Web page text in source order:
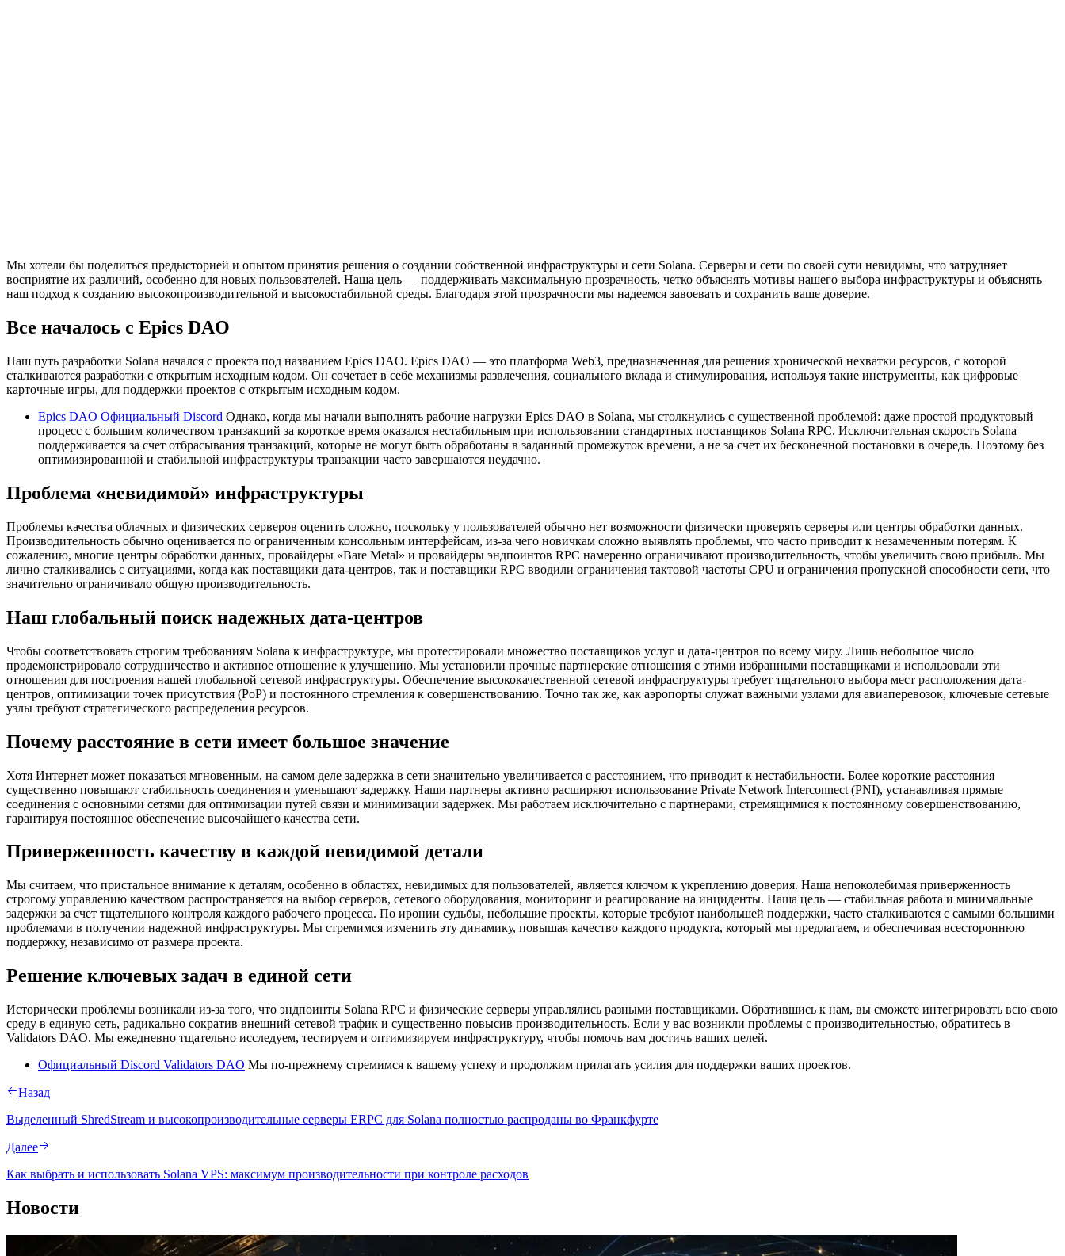
Мы хотели бы поделиться предысторией и опытом принятия решения о создании собственной инфраструктуры и сети Solana. Серверы и сети по своей сути невидимы, что затрудняет
восприятие их различий, особенно для новых пользователей. Наша цель — поддерживать максимальную прозрачность, четко объяснять мотивы нашего выбора инфраструктуры и объяснять
наш подход к созданию высокопроизводительной и высокостабильной среды. Благодаря этой прозрачности мы надеемся завоевать и сохранить ваше доверие.
Все началось с Epics DAO
Наш путь разработки Solana начался с проекта под названием Epics DAO. Epics DAO — это платформа Web3, предназначенная для решения хронической нехватки ресурсов, с которой
сталкиваются разработки с открытым исходным кодом. Он сочетает в себе механизмы развлечения, социального вклада и стимулирования, используя такие инструменты, как цифровые
карточные игры, для поддержки проектов с открытым исходным кодом.
Epics DAO Официальный Discord Однако, когда мы начали выполнять рабочие нагрузки Epics DAO в Solana, мы столкнулись с существенной проблемой: даже простой продуктовый
процесс с большим количеством транзакций за короткое время оказался нестабильным при использовании стандартных поставщиков Solana RPC. Исключительная скорость Solana
поддерживается за счет отбрасывания транзакций, которые не могут быть обработаны в заданный промежуток времени, а не за счет их бесконечной постановки в очередь. Поэтому без
оптимизированной и стабильной инфраструктуры транзакции часто завершаются неудачно.
Проблема «невидимой» инфраструктуры
Проблемы качества облачных и физических серверов оценить сложно, поскольку у пользователей обычно нет возможности физически проверять серверы или центры обработки данных.
Производительность обычно оценивается по ограниченным консольным интерфейсам, из-за чего новичкам сложно выявлять проблемы, что часто приводит к незамеченным потерям. К
сожалению, многие центры обработки данных, провайдеры «Bare Metal» и провайдеры эндпоинтов RPC намеренно ограничивают производительность, чтобы увеличить свою прибыль. Мы
лично сталкивались с ситуациями, когда как поставщики дата-центров, так и поставщики RPC вводили ограничения тактовой частоты CPU и ограничения пропускной способности сети, что
значительно ограничивало общую производительность.
Наш глобальный поиск надежных дата-центров
Чтобы соответствовать строгим требованиям Solana к инфраструктуре, мы протестировали множество поставщиков услуг и дата-центров по всему миру. Лишь небольшое число
продемонстрировало сотрудничество и активное отношение к улучшению. Мы установили прочные партнерские отношения с этими избранными поставщиками и использовали эти
отношения для построения нашей глобальной сетевой инфраструктуры. Обеспечение высококачественной сетевой инфраструктуры требует тщательного выбора мест расположения дата-
центров, оптимизации точек присутствия (PoP) и постоянного стремления к совершенствованию. Точно так же, как аэропорты служат важными узлами для авиаперевозок, ключевые сетевые
узлы требуют стратегического распределения ресурсов.
Почему расстояние в сети имеет большое значение
Хотя Интернет может показаться мгновенным, на самом деле задержка в сети значительно увеличивается с расстоянием, что приводит к нестабильности. Более короткие расстояния
существенно повышают стабильность соединения и уменьшают задержку. Наши партнеры активно расширяют использование Private Network Interconnect (PNI), устанавливая прямые
соединения с основными сетями для оптимизации путей связи и минимизации задержек. Мы работаем исключительно с партнерами, стремящимися к постоянному совершенствованию,
гарантируя постоянное обеспечение высочайшего качества сети.
Приверженность качеству в каждой невидимой детали
Мы считаем, что пристальное внимание к деталям, особенно в областях, невидимых для пользователей, является ключом к укреплению доверия. Наша непоколебимая приверженность
строгому управлению качеством распространяется на выбор серверов, сетевого оборудования, мониторинг и реагирование на инциденты. Наша цель — стабильная работа и минимальные
задержки за счет тщательного контроля каждого рабочего процесса. По иронии судьбы, небольшие проекты, которые требуют наибольшей поддержки, часто сталкиваются с самыми большими
проблемами в получении надежной инфраструктуры. Мы стремимся изменить эту динамику, повышая качество каждого продукта, который мы предлагаем, и обеспечивая всестороннюю
поддержку, независимо от размера проекта.
Решение ключевых задач в единой сети
Исторически проблемы возникали из-за того, что эндпоинты Solana RPC и физические серверы управлялись разными поставщиками. Обратившись к нам, вы сможете интегрировать всю свою
среду в единую сеть, радикально сократив внешний сетевой трафик и существенно повысив производительность. Если у вас возникли проблемы с производительностью, обратитесь в
Validators DAO. Мы ежедневно тщательно исследуем, тестируем и оптимизируем инфраструктуру, чтобы помочь вам достичь ваших целей.
Официальный Discord Validators DAO Мы по-прежнему стремимся к вашему успеху и продолжим прилагать усилия для поддержки ваших проектов.
Назад
Выделенный ShredStream и высокопроизводительные серверы ERPC для Solana полностью распроданы во Франкфурте
Далее
Как выбрать и использовать Solana VPS: максимум производительности при контроле расходов
Новости